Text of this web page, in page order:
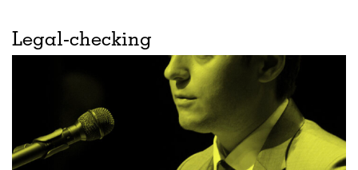
Legal-checking